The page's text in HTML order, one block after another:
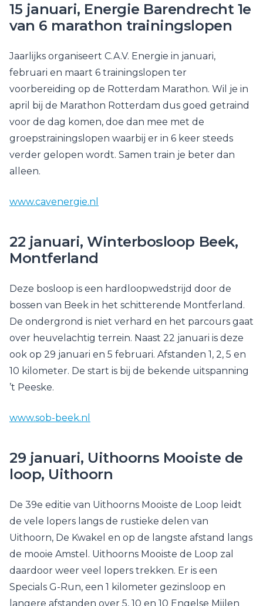
15 januari, Energie Barendrecht 1e
van 6 marathon trainingslopen
Jaarlijks organiseert C.A.V. Energie in januari,
februari en maart 6 trainingslopen ter
voorbereiding op de Rotterdam Marathon. Wil je in
april bij de Marathon Rotterdam dus goed getraind
voor de dag komen, doe dan mee met de
groepstrainingslopen waarbij er in 6 keer steeds
verder gelopen wordt. Samen train je beter dan
alleen.
www.cavenergie.nl
22 januari, Winterbosloop Beek,
Montferland
Deze bosloop is een hardloopwedstrijd door de
bossen van Beek in het schitterende Montferland.
De ondergrond is niet verhard en het parcours gaat
over heuvelachtig terrein. Naast 22 januari is deze
ook op 29 januari en 5 februari. Afstanden 1, 2, 5 en
10 kilometer. De start is bij de bekende uitspanning
’t Peeske.
www.sob-beek.nl
29 januari, Uithoorns Mooiste de
loop, Uithoorn
De 39e editie van Uithoorns Mooiste de Loop leidt
de vele lopers langs de rustieke delen van
Uithoorn, De Kwakel en op de langste afstand langs
de mooie Amstel. Uithoorns Mooiste de Loop zal
daardoor weer veel lopers trekken. Er is een
Specials G-Run, een 1 kilometer gezinsloop en
langere afstanden over 5, 10 en 10 Engelse Mijlen